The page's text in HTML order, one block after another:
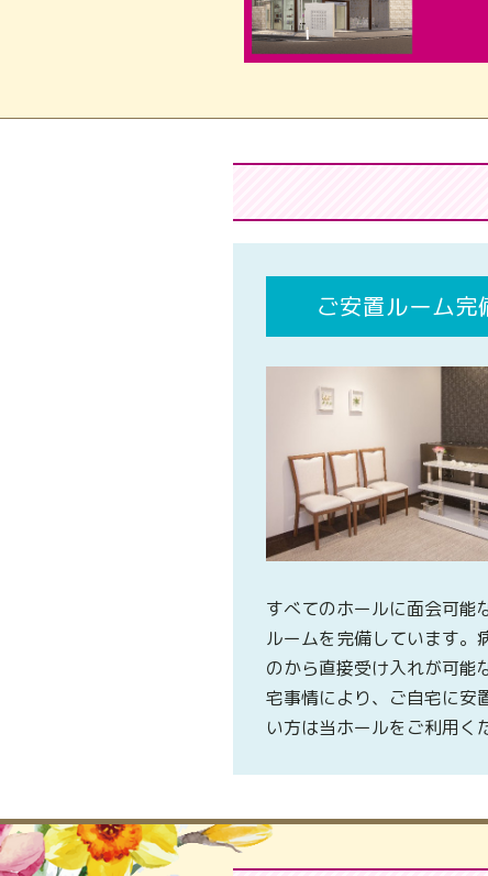
ご安置ルーム完
すべてのホールに面会可能
ルームを完備しています。
のから直接受け入れが可能
宅事情により、ご自宅に安
い方は当ホールをご利用く